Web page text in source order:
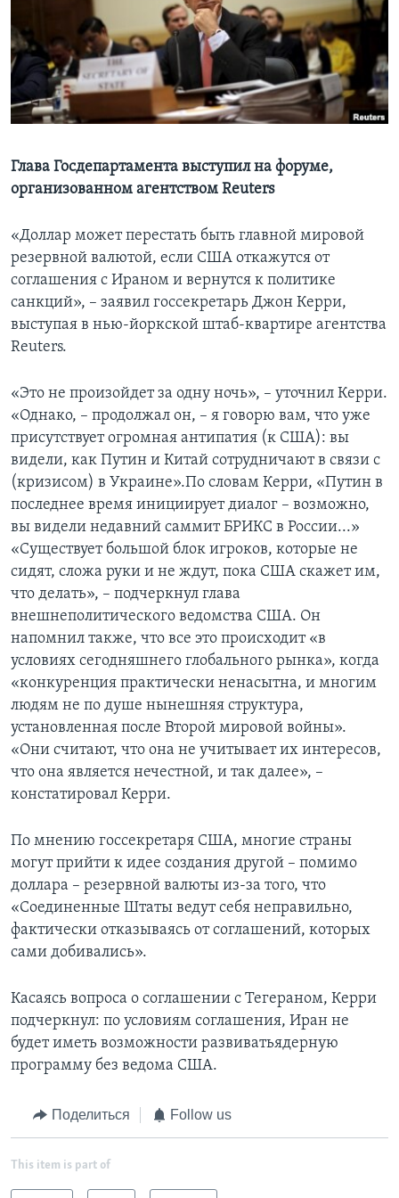
Learning English
СОЦИАЛЬНЫЕ СЕТИ
Языки
Глава Госдепартамента выступил на форуме,
организованном агентством Reuters
«Доллар может перестать быть главной мировой
резервной валютой, если США откажутся от
соглашения с Ираном и вернутся к политике
санкций», – заявил госсекретарь Джон Керри,
выступая в нью-йоркской штаб-квартире агентства
Reuters.
«Это не произойдет за одну ночь», – уточнил Керри.
«Однако, – продолжал он, – я говорю вам, что уже
присутствует огромная антипатия (к США): вы
видели, как Путин и Китай сотрудничают в связи с
(кризисом) в Украине».По словам Керри, «Путин в
последнее время инициирует диалог – возможно,
вы видели недавний саммит БРИКС в России...»
«Существует большой блок игроков, которые не
сидят, сложа руки и не ждут, пока США скажет им,
что делать», – подчеркнул глава
внешнеполитического ведомства США. Он
напомнил также, что все это происходит «в
условиях сегодняшнего глобального рынка», когда
«конкуренция практически ненасытна, и многим
людям не по душе нынешняя структура,
установленная после Второй мировой войны».
«Они считают, что она не учитывает их интересов,
что она является нечестной, и так далее», –
констатировал Керри.
По мнению госсекретаря США, многие страны
могут прийти к идее создания другой – помимо
доллара – резервной валюты из-за того, что
«Соединенные Штаты ведут себя неправильно,
фактически отказываясь от соглашений, которых
сами добивались».
Касаясь вопроса о соглашении с Тегераном, Керри
подчеркнул: по условиям соглашения, Иран не
будет иметь возможности развиватьядерную
программу без ведома США.
Поделиться Follow us
This item is part of